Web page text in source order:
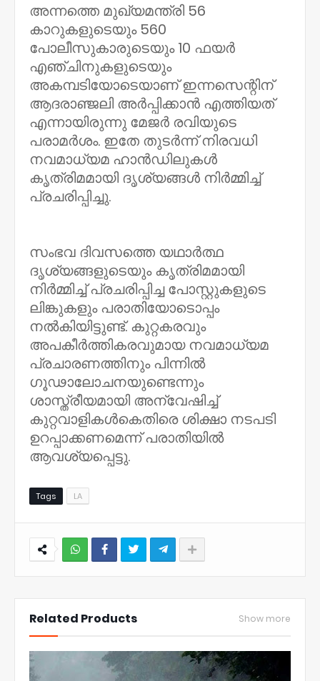
അന്നത്തെ മുഖ്യമന്ത്രി 56
കാറുകളുടെയും 560
പോലീസുകാരുടെയും 10 ഫയർ
എഞ്ചിനുകളുടെയും
അകമ്പടിയോടെയാണ് ഇന്നസെന്റിന്
ആദരാഞ്ജലി അർപ്പിക്കാൻ എത്തിയത്
എന്നായിരുന്നു മേജർ രവിയുടെ
പരാമർശം. ഇതേ തുടർന്ന് നിരവധി
നവമാധ്യമ ഹാൻഡിലുകൾ
കൃത്രിമമായി ദൃശ്യങ്ങൾ നിർമ്മിച്ച്
പ്രചരിപ്പിച്ചു.
സംഭവ ദിവസത്തെ യഥാർത്ഥ
ദൃശ്യങ്ങളുടെയും കൃത്രിമമായി
നിർമ്മിച്ച് പ്രചരിപ്പിച്ച പോസ്റ്റുകളുടെ
ലിങ്കുകളും പരാതിയോടൊപ്പം
നൽകിയിട്ടുണ്ട്. കുറ്റകരവും
അപകീർത്തികരവുമായ നവമാധ്യമ
പ്രചാരണത്തിനും പിന്നിൽ
ഗൂഢാലോചനയുണ്ടെന്നും
ശാസ്ത്രീയമായി അന്വേഷിച്ച്
കുറ്റവാളികൾകെതിരെ ശിക്ഷാ നടപടി
ഉറപ്പാക്കണമെന്ന് പരാതിയിൽ
ആവശ്യപ്പെട്ടു.
Tags LA
Related Products Show more